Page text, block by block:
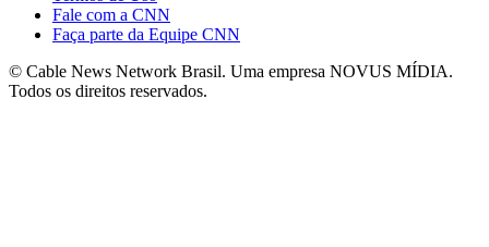
Fale com a CNN
Faça parte da Equipe CNN
© Cable News Network Brasil. Uma empresa NOVUS MÍDIA.
Todos os direitos reservados.